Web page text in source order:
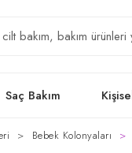
Saç Bakım
Bebek Kolonyaları